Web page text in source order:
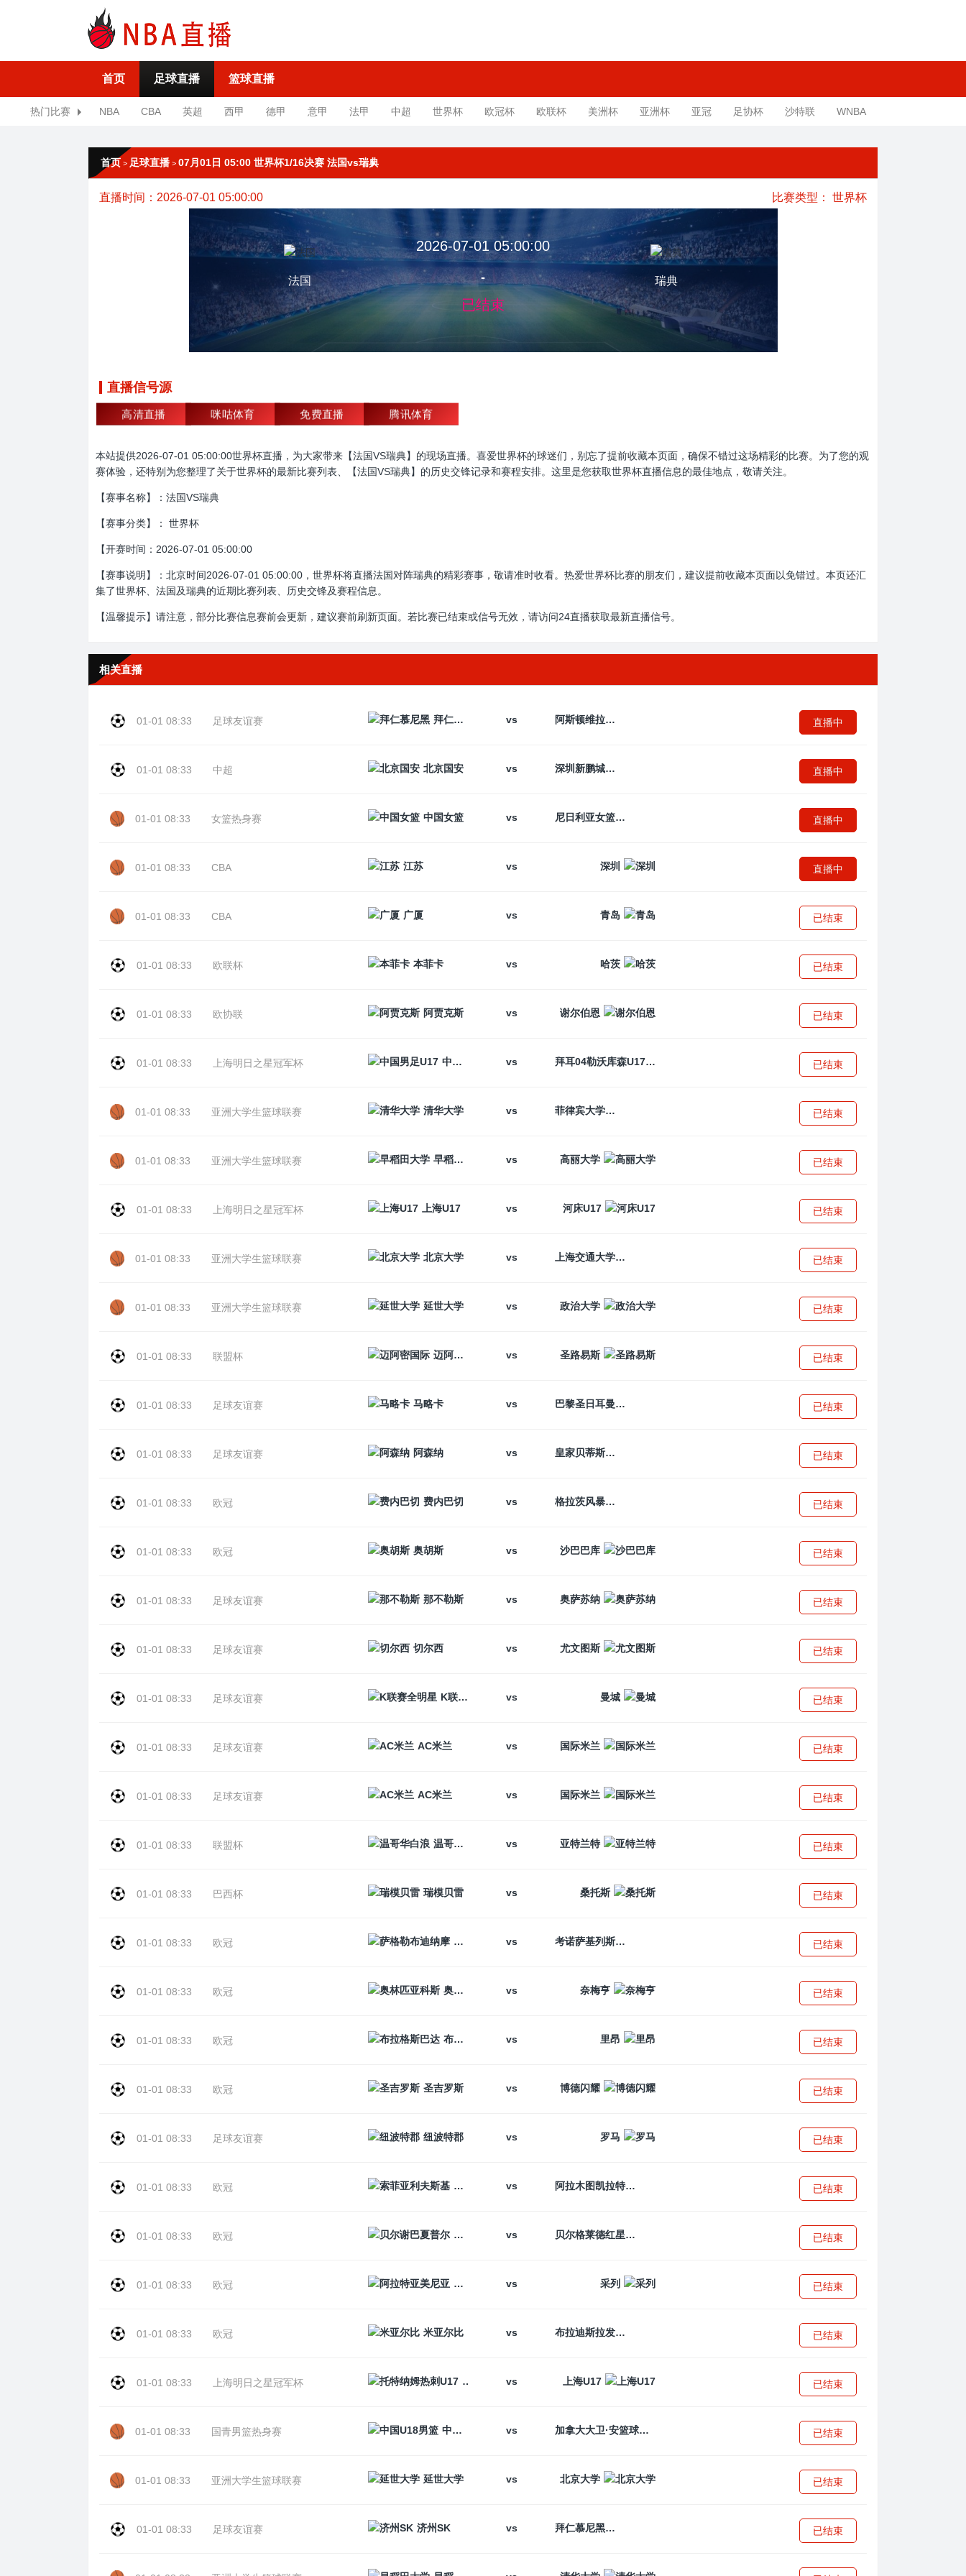
首页 足球直播 篮球直播
热门比赛 NBA CBA 英超 西甲 德甲 意甲 法甲 中超 世界杯 欧冠杯 欧联杯 美洲杯 亚洲杯 亚冠 足协杯 沙特联 WNBA
首页 > 足球直播 > 07月01日 05:00 世界杯1/16决赛 法国vs瑞典
直播时间：2026-07-01 05:00:00 比赛类型： 世界杯
法国
2026-07-01 05:00:00
-
已结束
瑞典
直播信号源
高清直播 咪咕体育 免费直播 腾讯体育
本站提供2026-07-01 05:00:00世界杯直播，为大家带来【法国VS瑞典】的现场直播。喜爱世界杯的球迷们，别忘了提前收藏本页面，确保不错过这场精彩的比赛。为了您的观
赛体验，还特别为您整理了关于世界杯的最新比赛列表、【法国VS瑞典】的历史交锋记录和赛程安排。这里是您获取世界杯直播信息的最佳地点，敬请关注。
【赛事名称】：法国VS瑞典
【赛事分类】： 世界杯
【开赛时间：2026-07-01 05:00:00
【赛事说明】：北京时间2026-07-01 05:00:00，世界杯将直播法国对阵瑞典的精彩赛事，敬请准时收看。热爱世界杯比赛的朋友们，建议提前收藏本页面以免错过。本页还汇
集了世界杯、法国及瑞典的近期比赛列表、历史交锋及赛程信息。
【温馨提示】请注意，部分比赛信息赛前会更新，建议赛前刷新页面。若比赛已结束或信号无效，请访问24直播获取最新直播信号。
相关直播
01-01 08:33 足球友谊赛 拜仁慕尼黑 vs 阿斯顿维拉 直播中
01-01 08:33 中超 北京国安 vs 深圳新鹏城 直播中
01-01 08:33 女篮热身赛 中国女篮 vs 尼日利亚女篮 直播中
01-01 08:33 CBA 江苏 vs 深圳 直播中
01-01 08:33 CBA 广厦 vs 青岛 已结束
01-01 08:33 欧联杯 本菲卡 vs 哈茨 已结束
01-01 08:33 欧协联 阿贾克斯 vs 谢尔伯恩 已结束
01-01 08:33 上海明日之星冠军杯 中国男足U17 vs 拜耳04勒沃库森U17 已结束
01-01 08:33 亚洲大学生篮球联赛 清华大学 vs 菲律宾大学 已结束
01-01 08:33 亚洲大学生篮球联赛 早稻田大学 vs 高丽大学 已结束
01-01 08:33 上海明日之星冠军杯 上海U17 vs 河床U17 已结束
01-01 08:33 亚洲大学生篮球联赛 北京大学 vs 上海交通大学 已结束
01-01 08:33 亚洲大学生篮球联赛 延世大学 vs 政治大学 已结束
01-01 08:33 联盟杯 迈阿密国际 vs 圣路易斯 已结束
01-01 08:33 足球友谊赛 马略卡 vs 巴黎圣日耳曼 已结束
01-01 08:33 足球友谊赛 阿森纳 vs 皇家贝蒂斯 已结束
01-01 08:33 欧冠 费内巴切 vs 格拉茨风暴 已结束
01-01 08:33 欧冠 奥胡斯 vs 沙巴巴库 已结束
01-01 08:33 足球友谊赛 那不勒斯 vs 奥萨苏纳 已结束
01-01 08:33 足球友谊赛 切尔西 vs 尤文图斯 已结束
01-01 08:33 足球友谊赛 K联赛全明星 vs 曼城 已结束
01-01 08:33 足球友谊赛 AC米兰 vs 国际米兰 已结束
01-01 08:33 足球友谊赛 AC米兰 vs 国际米兰 已结束
01-01 08:33 联盟杯 温哥华白浪 vs 亚特兰特 已结束
01-01 08:33 巴西杯 瑞模贝雷 vs 桑托斯 已结束
01-01 08:33 欧冠 萨格勒布迪纳摩
vs 考诺萨基列斯 已结束
01-01 08:33 欧冠 奥林匹亚科斯 vs 奈梅亨 已结束
01-01 08:33 欧冠 布拉格斯巴达 vs 里昂 已结束
01-01 08:33 欧冠 圣吉罗斯 vs 博德闪耀 已结束
01-01 08:33 足球友谊赛 纽波特郡 vs 罗马 已结束
01-01 08:33 欧冠 索菲亚利夫斯基
vs 阿拉木图凯拉特 已结束
01-01 08:33 欧冠 贝尔谢巴夏普尔
vs 贝尔格莱德红星 已结束
01-01 08:33 欧冠 阿拉特亚美尼亚
vs 采列 已结束
01-01 08:33 欧冠 米亚尔比 vs 布拉迪斯拉发 已结束
01-01 08:33 上海明日之星冠军杯 托特纳姆热刺U17
vs 上海U17 已结束
01-01 08:33 国青男篮热身赛 中国U18男篮 vs 加拿大大卫·安篮球学院 已结束
01-01 08:33 亚洲大学生篮球联赛 延世大学 vs 北京大学 已结束
01-01 08:33 足球友谊赛 济州SK vs 拜仁慕尼黑 已结束